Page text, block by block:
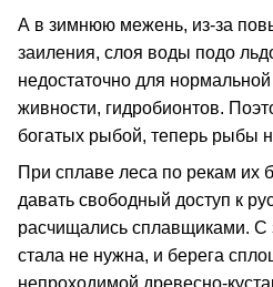
А в зимнюю межень, из-за
заиления, слоя воды подо
недостаточно для
живности, гидробионтов.
богатых рыбой, теперь рыбы
При сплаве леса по рекам их
давать свободный доступ к
расчищались сплавщиками. С
стала не нужна, и берега
непроходимой древесно-